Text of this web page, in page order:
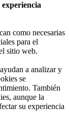
como necesarias
para el
sitio web.
a analizar y
se
También
aunque la
su experiencia